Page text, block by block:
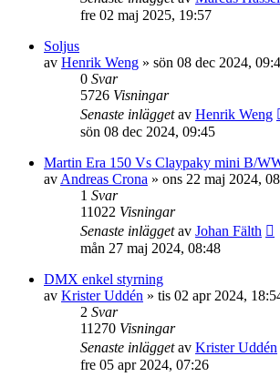
fre 02 maj 2025, 19:57
Soljus
av Henrik Weng » sön 08 dec 2024,
0 Svar
5726 Visningar
Senaste inläggetav Henrik Weng
sön 08 dec 2024, 09:45
Martin Era 150 Vs Claypaky mini B/
avAndreas Crona » ons 22 maj 2024,
1 Svar
11022 Visningar
Senaste inläggetav Johan Fälth
mån 27 maj 2024, 08:48
DMX enkel styrning
av Krister Uddén » tis 02 apr 2024,
2 Svar
11270 Visningar
Senaste inläggetav Krister Uddén
fre 05 apr 2024, 07:26